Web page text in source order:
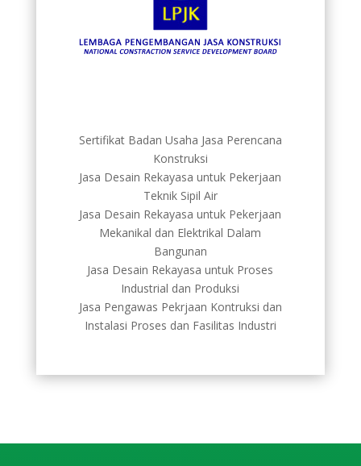
Sertifikat Badan Usaha Jasa Perencana
Konstruksi
Jasa Desain Rekayasa untuk Pekerjaan
Teknik Sipil Air
Jasa Desain Rekayasa untuk Pekerjaan
Mekanikal dan Elektrikal Dalam
Bangunan
Jasa Desain Rekayasa untuk Proses
Industrial dan Produksi
Jasa Pengawas Pekrjaan Kontruksi dan
Instalasi Proses dan Fasilitas Industri